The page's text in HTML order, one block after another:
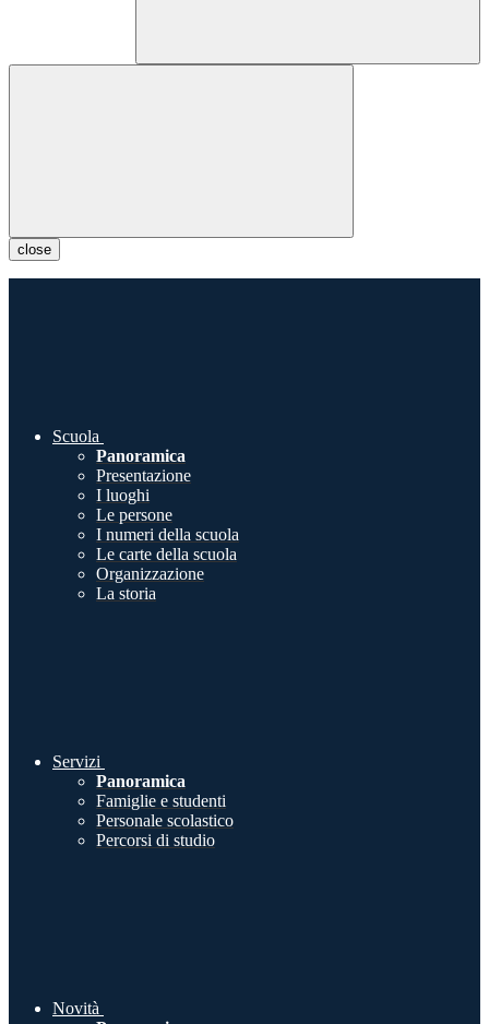
close
Scuola
Panoramica
Presentazione
I luoghi
Le persone
I numeri della scuola
Le carte della scuola
Organizzazione
La storia
Servizi
Panoramica
Famiglie e studenti
Personale scolastico
Percorsi di studio
Novità